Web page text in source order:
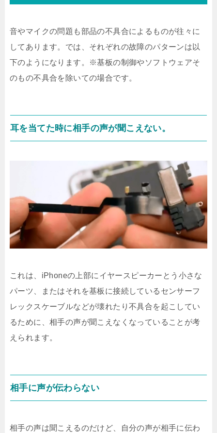
音やマイクの問題も部品の不具合によるものが往々に
してあります。では、それぞれの故障のパターンは以
下のようになります。※基板の制御やソフトウェアそ
のもの不具合を除いての場合です。
耳を当てた時に相手の声が聞こえない。
これは、iPhoneの上部にイヤースピーカーとう小さな
パーツ、またはそれを基板に接続しているセンサーフ
レックスケーブルなどが壊れたり不具合を起こしてい
るために、相手の声が聞こえなくなっていることが考
えられます。
相手に声が伝わらない
相手の声は聞こえるのだけど、自分の声が相手に伝わ